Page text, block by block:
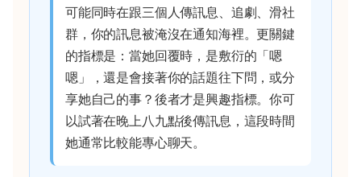
可能同時在跟三個人傳訊息、追劇、滑社
群，你的訊息被淹沒在通知海裡。更關鍵
的指標是：當她回覆時，是敷衍的「嗯
嗯」，還是會接著你的話題往下問，或分
享她自己的事？後者才是興趣指標。你可
以試著在晚上八九點後傳訊息，這段時間
她通常比較能專心聊天。